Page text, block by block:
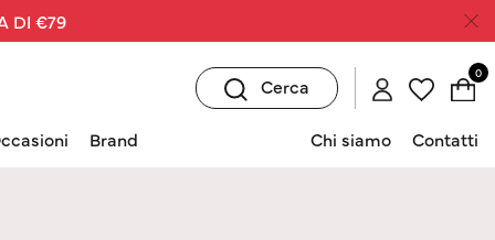
DI €79
Cerca
0
Brand Chi siamo Contatti